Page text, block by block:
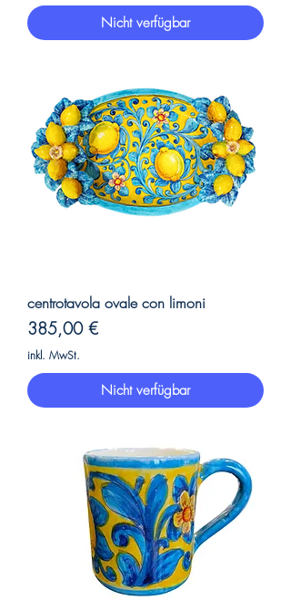
Nicht verfügbar
centrotavola ovale con limoni
Preis
385,00 €
inkl. MwSt.
Nicht verfügbar